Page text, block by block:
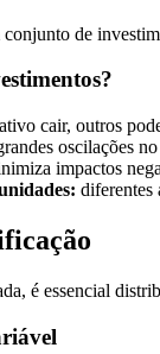
conjunto de
cair, outros
oscilações
impactos
diferentes
é essencial